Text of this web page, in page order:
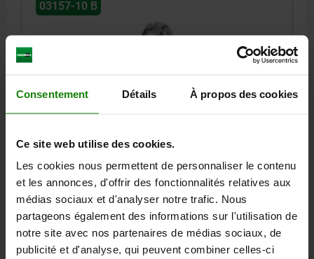
Consentement Détails À propos des cookies
Ce site web utilise des cookies.
Les cookies nous permettent de personnaliser le contenu
et les annonces, d'offrir des fonctionnalités relatives aux
médias sociaux et d'analyser notre trafic. Nous
partageons également des informations sur l'utilisation de
notre site avec nos partenaires de médias sociaux, de
publicité et d'analyse, qui peuvent combiner celles-ci
03157-10 B
BRIGHT, D=10, F3=0,62
DIAMETER MIN.=8 FORM=B MAX. DIAMETER=10 D3=M8
D1=12 D2=8 H=12 H1=3 L=11,8 L1=8 SW1=10 SW2=3
T=3
TIGHTENING TORQUE MAX. NM=4,4
CLAMPING FORCE MAX. KN=0,62
Order number: 03157-10-208100